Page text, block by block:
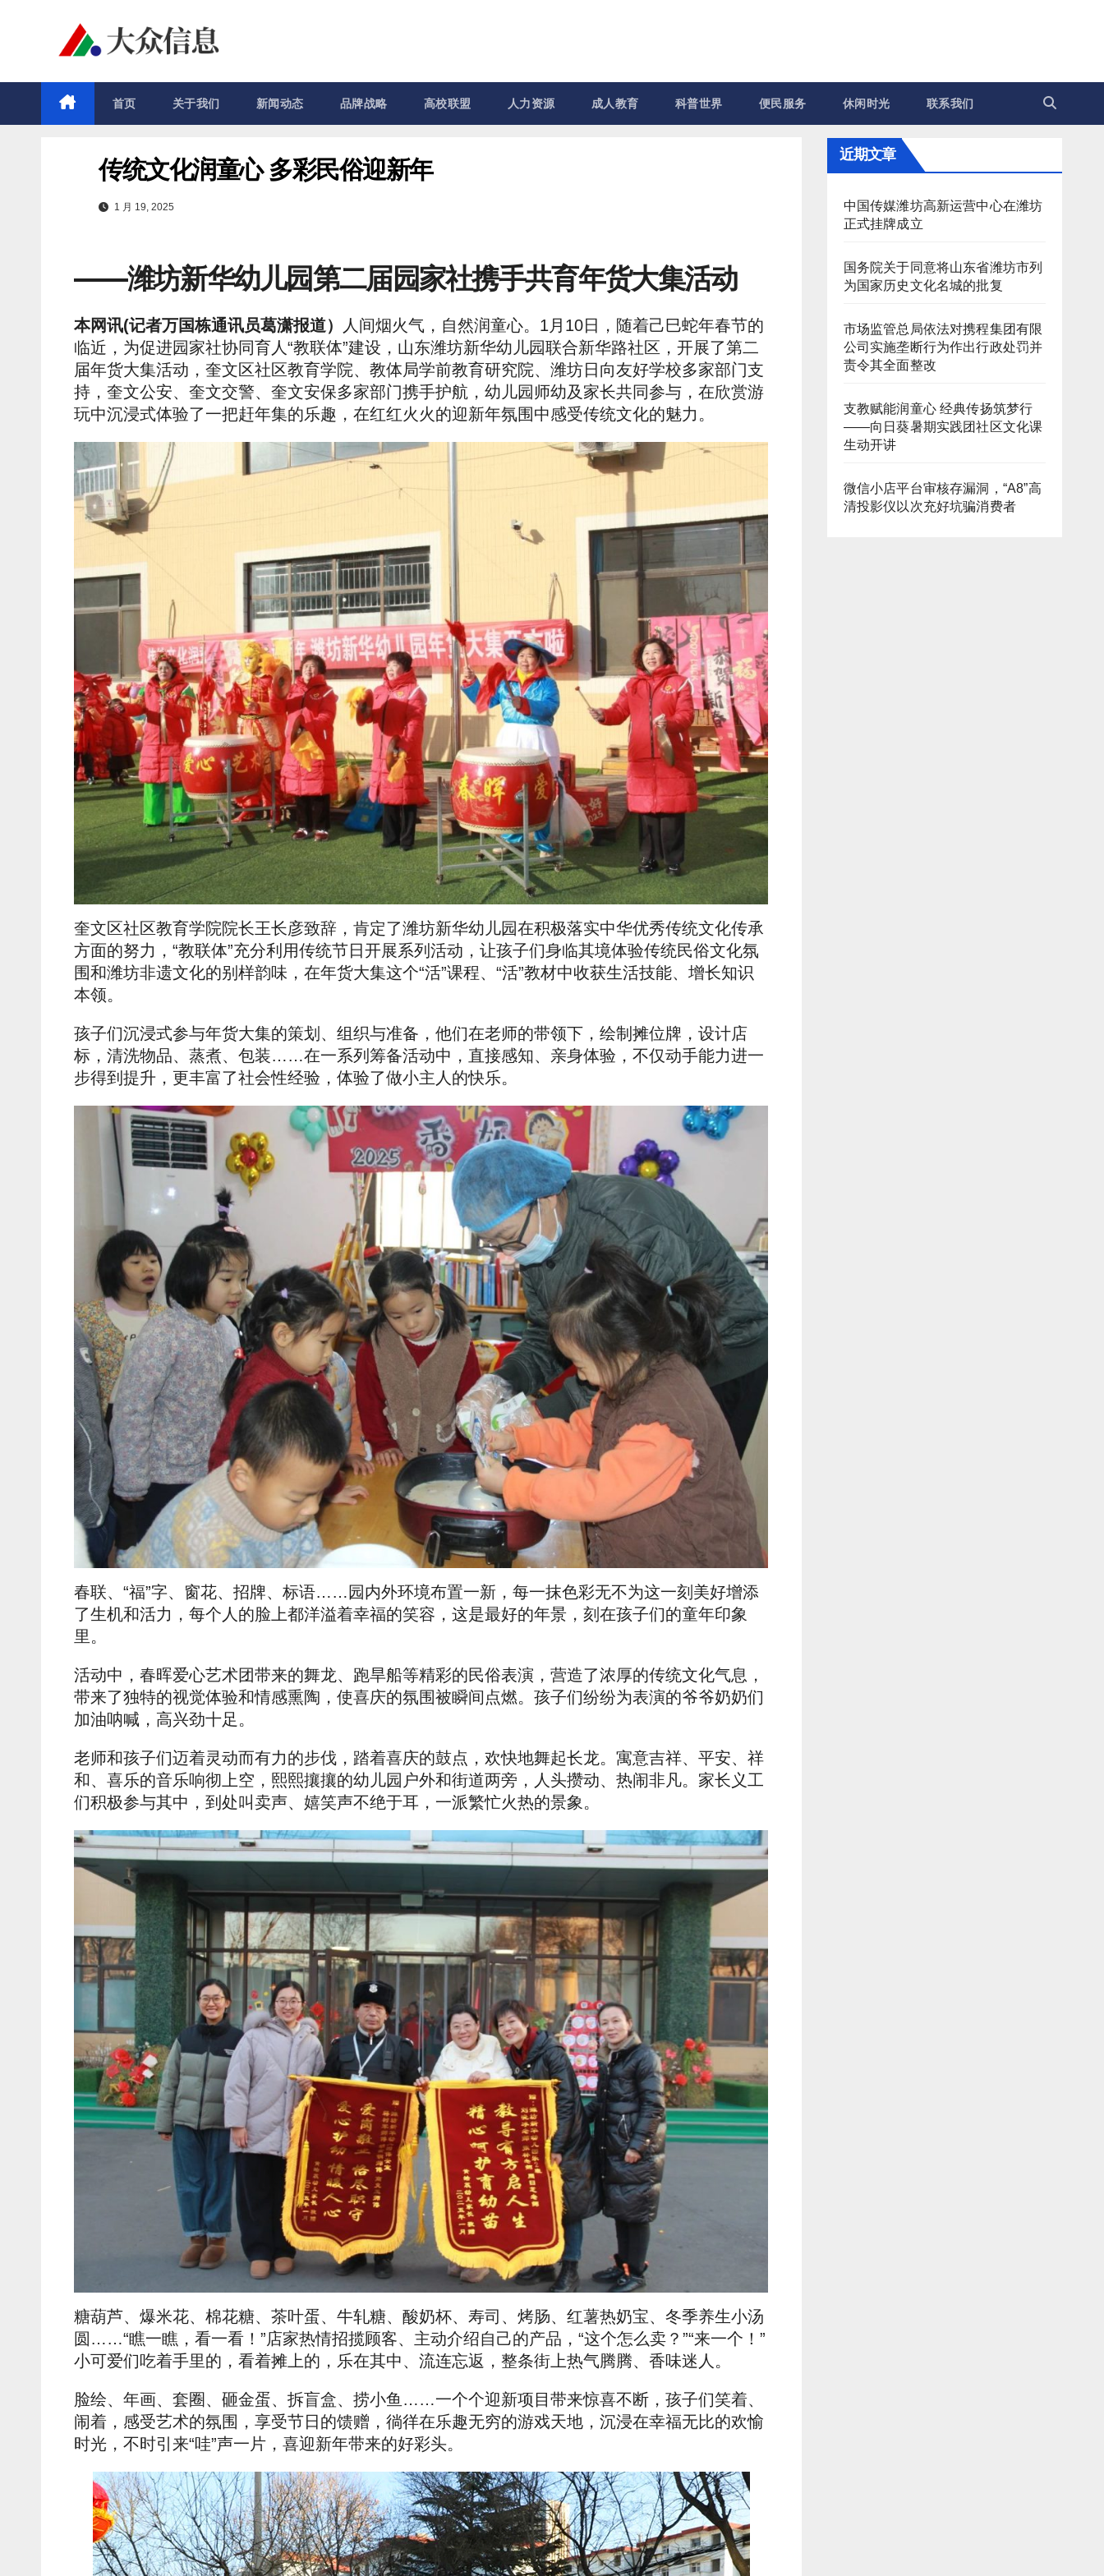
容
首页 关于我们 新闻动态 品牌战略 高校联盟 人力资源 成人教育 科普世界 便民服务 休闲时光 联系我们
传统文化润童心 多彩民俗迎新年
1 月 19, 2025
——潍坊新华幼儿园第二届园家社携手共育年货大集活动
本网讯(记者万国栋通讯员葛潇报道）
人间烟火气，自然润童心。1月10日，随着己巳蛇年春节的
临近，为促进园家社协同育人“教联体”建设，山东潍坊新华幼儿园联合新华路社区，开展了第二
届年货大集活动，奎文区社区教育学院、教体局学前教育研究院、潍坊日向友好学校多家部门支
持，奎文公安、奎文交警、奎文安保多家部门携手护航，幼儿园师幼及家长共同参与，在欣赏游
玩中沉浸式体验了一把赶年集的乐趣，在红红火火的迎新年氛围中感受传统文化的魅力。
奎文区社区教育学院院长王长彦致辞，肯定了潍坊新华幼儿园在积极落实中华优秀传统文化传承
方面的努力，“教联体”充分利用传统节日开展系列活动，让孩子们身临其境体验传统民俗文化氛
围和潍坊非遗文化的别样韵味，在年货大集这个“活”课程、“活”教材中收获生活技能、增长知识
本领。
孩子们沉浸式参与年货大集的策划、组织与准备，他们在老师的带领下，绘制摊位牌，设计店
标，清洗物品、蒸煮、包装……在一系列筹备活动中，直接感知、亲身体验，不仅动手能力进一
步得到提升，更丰富了社会性经验，体验了做小主人的快乐。
春联、“福”字、窗花、招牌、标语……园内外环境布置一新，每一抹色彩无不为这一刻美好增添
了生机和活力，每个人的脸上都洋溢着幸福的笑容，这是最好的年景，刻在孩子们的童年印象
里。
活动中，春晖爱心艺术团带来的舞龙、跑旱船等精彩的民俗表演，营造了浓厚的传统文化气息，
带来了独特的视觉体验和情感熏陶，使喜庆的氛围被瞬间点燃。孩子们纷纷为表演的爷爷奶奶们
加油呐喊，高兴劲十足。
老师和孩子们迈着灵动而有力的步伐，踏着喜庆的鼓点，欢快地舞起长龙。寓意吉祥、平安、祥
和、喜乐的音乐响彻上空，熙熙攘攘的幼儿园户外和街道两旁，人头攒动、热闹非凡。家长义工
们积极参与其中，到处叫卖声、嬉笑声不绝于耳，一派繁忙火热的景象。
糖葫芦、爆米花、棉花糖、茶叶蛋、牛轧糖、酸奶杯、寿司、烤肠、红薯热奶宝、冬季养生小汤
圆……“瞧一瞧，看一看！”店家热情招揽顾客、主动介绍自己的产品，“这个怎么卖？”“来一个！”
小可爱们吃着手里的，看着摊上的，乐在其中、流连忘返，整条街上热气腾腾、香味迷人。
脸绘、年画、套圈、砸金蛋、拆盲盒、捞小鱼……一个个迎新项目带来惊喜不断，孩子们笑着、
闹着，感受艺术的氛围，享受节日的馈赠，徜徉在乐趣无穷的游戏天地，沉浸在幸福无比的欢愉
时光，不时引来“哇”声一片，喜迎新年带来的好彩头。
近期文章
中国传媒潍坊高新运营中心在潍坊
正式挂牌成立
国务院关于同意将山东省潍坊市列
为国家历史文化名城的批复
市场监管总局依法对携程集团有限
公司实施垄断行为作出行政处罚并
责令其全面整改
支教赋能润童心 经典传扬筑梦行
——向日葵暑期实践团社区文化课
生动开讲
微信小店平台审核存漏洞，“A8”高
清投影仪以次充好坑骗消费者